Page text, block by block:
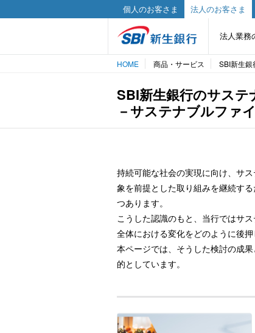
個人のお客さま 法人のお客さま
法人業務
HOME 商品・サービス SBI新生
SBI新生銀行のサス
－サステナブルファ
持続可能な社会の実現に向け、サ
象を前提とした取り組みを継続す
つあります。
こうした認識のもと、当行ではサ
全体における変化をどのように後
本ページでは、そうした検討の成
的としています。